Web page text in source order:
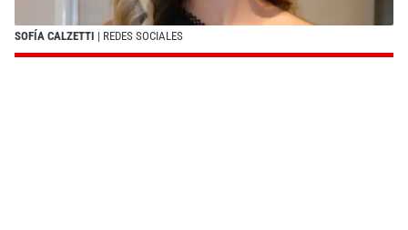
SOFÍA CALZETTI | REDES SOCIALES